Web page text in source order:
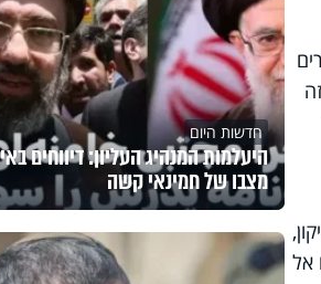
אל
חדשות היום
היעלמות המנהיג העליון: דיווחים
מצבו של חמינאי קשה